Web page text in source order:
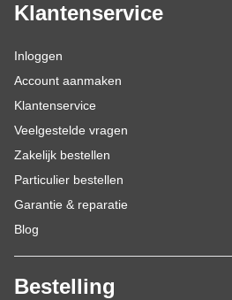
Klantenservice
Inloggen
Account aanmaken
Klantenservice
Veelgestelde vragen
Zakelijk bestellen
Particulier bestellen
Garantie & reparatie
Blog
Bestelling